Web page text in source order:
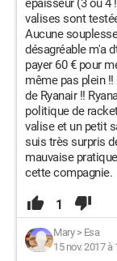
épaisseur (3 ou 4
valises sont
Aucune
désagréable m'a
payer 60 € pour
même pas plein
de Ryanair !!
politique de
valise et un petit
suis très surpris
mauvaise
cette compagnie.
1
Mary> Esa
15 nov. 2017 à